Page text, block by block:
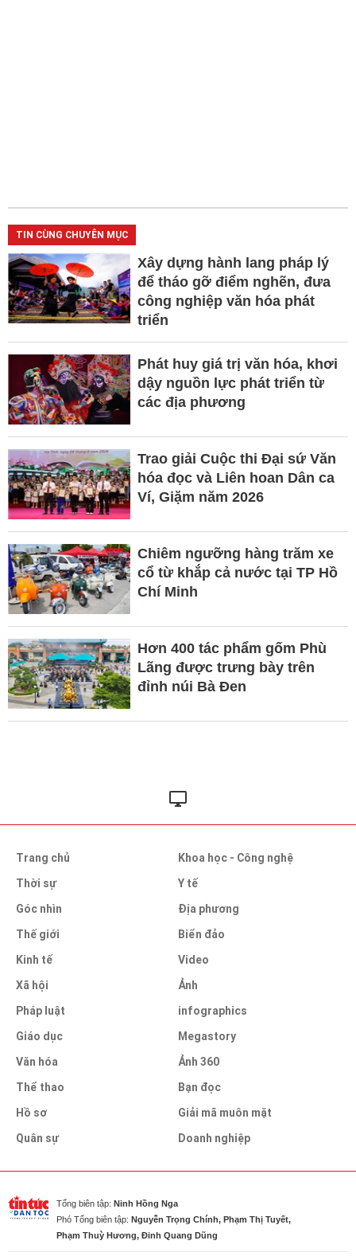
TIN CÙNG CHUYÊN MỤC
Xây dựng hành lang pháp lý
để tháo gỡ điểm nghẽn, đưa
công nghiệp văn hóa phát
triển
Phát huy giá trị văn hóa, khơi
dậy nguồn lực phát triển từ
các địa phương
Trao giải Cuộc thi Đại sứ Văn
hóa đọc và Liên hoan Dân ca
Ví, Giặm năm 2026
Chiêm ngưỡng hàng trăm xe
cổ từ khắp cả nước tại TP Hồ
Chí Minh
Hơn 400 tác phẩm gốm Phù
Lãng được trưng bày trên
đỉnh núi Bà Đen
Trang chủ
Thời sự
Góc nhìn
Thế giới
Kinh tế
Xã hội
Pháp luật
Giáo dục
Văn hóa
Thể thao
Hồ sơ
Quân sự
Khoa học - Công nghệ
Y tế
Địa phương
Biển đảo
Video
Ảnh
infographics
Megastory
Ảnh 360
Bạn đọc
Giải mã muôn mặt
Doanh nghiệp
Tổng biên tập: Ninh Hồng Nga
Phó Tổng biên tập: Nguyễn Trọng Chính, Phạm Thị Tuyết,
Phạm Thuỳ Hương, Đinh Quang Dũng